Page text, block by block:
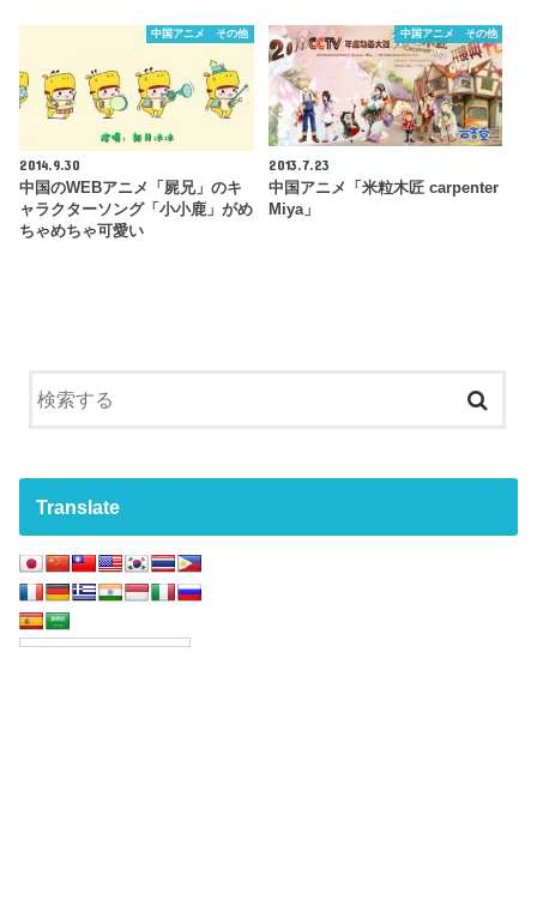
中国アニメ その他
2014.9.30
中国のWEBアニメ「屍兄」のキ
ャラクターソング「小小鹿」がめ
ちゃめちゃ可愛い
中国アニメ その他
2013.7.23
中国アニメ「米粒木匠 carpenter
Miya」
Translate